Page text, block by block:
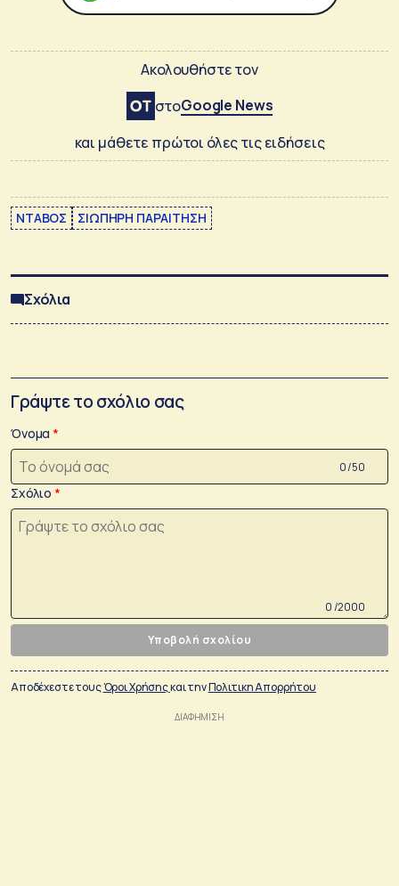
Ακολουθήστε τον
στοGoogle News
και μάθετε πρώτοι όλες τις ειδήσεις
ΝΤΑΒΟΣ ΣΙΩΠΗΡΗ ΠΑΡΑΙΤΗΣΗ
Σχόλια
Γράψτε το σχόλιο σας
Όνομα
0 /50
Σχόλιο
0 /2000
Υποβολή σχολίου
Αποδέχεστε τουςΌροι Χρήσηςκαι τηνΠολιτικη Απορρήτου